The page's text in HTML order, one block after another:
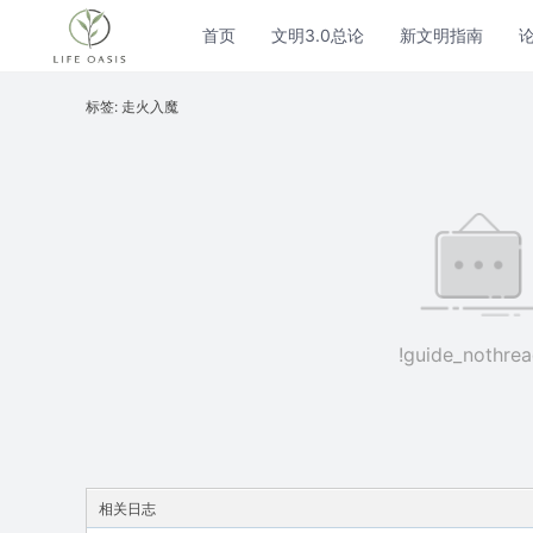
首页 文明3.0总论 新文明指南
标签: 走火入魔
相关日志